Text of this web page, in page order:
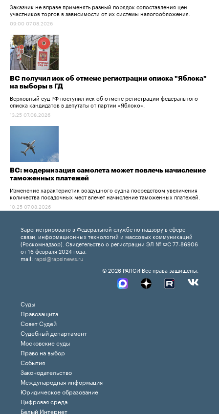
Заказчик не вправе применять разный порядок сопоставления цен
участников торгов в зависимости от их системы налогообложения.
09:00 07.08.2026
ВС получил иск об отмене регистрации списка "Яблока"
на выборы в ГД
Верховный суд РФ поступил иск об отмене регистрации федерального
списка кандидатов в депутаты от партии «Яблоко».
13:25 07.08.2026
ВС: модернизация самолета может повлечь начисление
таможенных платежей
Изменение характеристик воздушного судна посредством увеличения
количества посадочных мест влечет начисление таможенных платежей.
10:25 07.08.2026
Зарегистрировано в Федеральной службе по надзору в сфере
связи, информационных технологий и массовых коммуникаций
(Роскомнадзор). Свидетельство о регистрации ЭЛ № ФС 77-86906
от 16 февраля 2024 года.
mail: rapsi@rapsinews.ru
© 2026 РАПСИ Все права защищены.
Суды
Правозащита
Совет Судей
Судебный департамент
Московские суды
Право на выбор
События
Законодательство
Международная информация
Юридическое образование
Цифровая среда
Белый Интернет